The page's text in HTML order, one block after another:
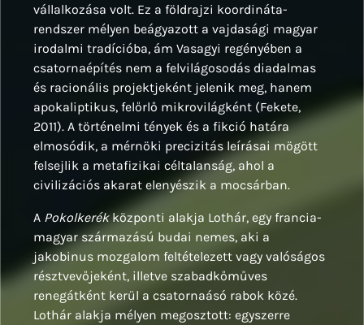
vállalkozása volt. Ez a földrajzi koordináta-
rendszer mélyen beágyazott a vajdasági magyar
irodalmi tradícióba, ám Vasagyi regényében a
csatornaépítés nem a felvilágosodás diadalmas
és racionális projektjeként jelenik meg, hanem
apokaliptikus, felőrlő mikrovilágként (Fekete,
2011). A történelmi tények és a fikció határa
elmosódik, a mérnöki precizitás leírásai mögött
felsejlik a metafizikai céltalanság, ahol a
civilizációs akarat elenyészik a mocsárban.
A Pokolkerékközponti alakja Lothár, egy francia-
magyar származású budai nemes, aki a
jakobinus mozgalom feltételezett vagy valóságos
résztvevőjeként, illetve szabadkőműves
renegátként kerül a csatornaásó rabok közé.
Lothár alakja mélyen megosztott: egyszerre